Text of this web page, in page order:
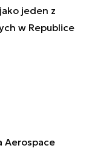
jeden z
w Republice
Aerospace